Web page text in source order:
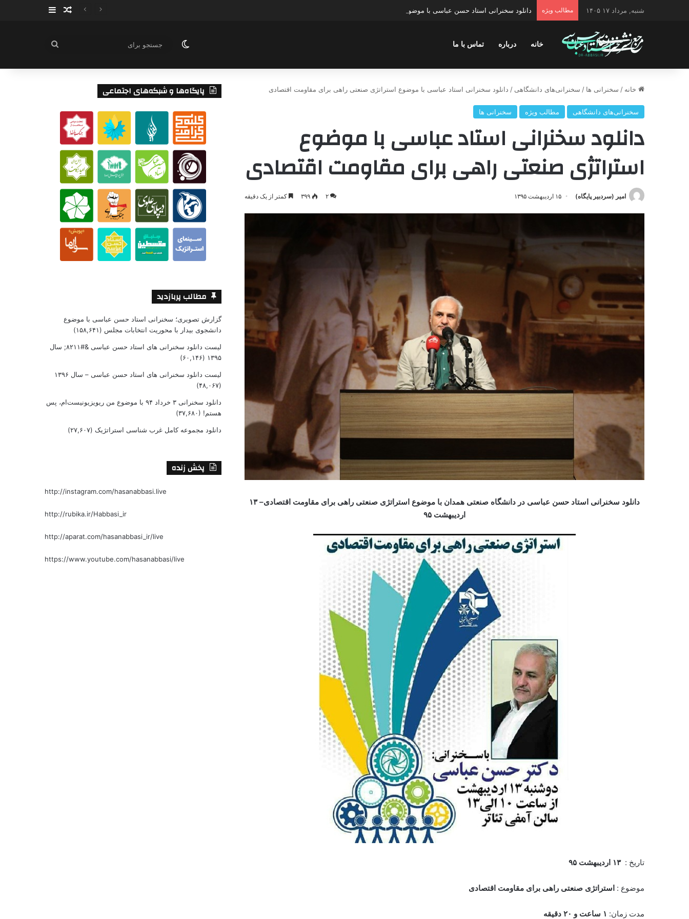
شنبه, مرداد ۱۷ ۱۴۰۵ مطالب ویژه دانلود سخنرانی استاد حسن عباسی با موضوع ادواردو نوشته تصادفی
سایدبار
خانه درباره تماس با ما تغییر پوسته
جستجو
خانه / سخنرانی ها / سخنرانی‌های دانشگاهی / دانلود سخنرانی استاد عباسی با موضوع استراتژی صنعتی راهی برای مقاومت اقتصادی
سخنرانی‌های دانشگاهی مطالب ویژه سخنرانی ها
دانلود سخنرانی استاد عباسی با موضوع
استراتژی صنعتی راهی برای مقاومت اقتصادی
امیر (سردبیر پایگاه) ۱۵ اردیبهشت ۱۳۹۵ ۲ ۳۹۹ کمتر از یک دقیقه
دانلود سخنرانی استاد حسن عباسی در دانشگاه صنعتی همدان با موضوع استراتژی صنعتی راهی برای مقاومت اقتصادی–۱۳
اردیبهشت ۹۵
تاریخ :۱۳ اردیبهشت ۹۵
موضوع : استراتژی صنعتی راهی برای مقاومت اقتصادی
مدت زمان: ۱ ساعت و ۲۰ دقیقه
پایگاه‌ها و شبکه‌های اجتماعی
مطالب پربازدید
گزارش تصویری؛ سخنرانی استاد حسن عباسی با موضوع
دانشجوی بیدار با محوریت انتخابات مجلس (۱۵۸,۶۴۱)
لیست دانلود سخنرانی های استاد حسن عباسی &#۸۲۱۱; سال
۱۳۹۵ (۶۰,۱۴۶)
لیست دانلود سخنرانی های استاد حسن عباسی – سال ۱۳۹۶
(۴۸,۰۶۷)
دانلود سخنرانی ۳ خرداد ۹۴ با موضوع من ریویزیونیست‌ام، پس
هستم! (۳۷,۶۸۰)
دانلود مجموعه کامل غرب شناسی استراتژیک (۲۷,۶۰۷)
پخش زنده
http://instagram.com/hasanabbasi.live
http://rubika.ir/Habbasi_ir
http://aparat.com/hasanabbasi_ir/live
https://www.youtube.com/hasanabbasi/live